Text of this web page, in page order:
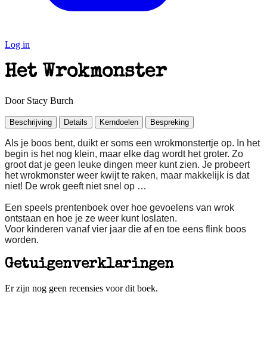
Log in
Het Wrokmonster
Door Stacy Burch
Beschrijving Details Kerndoelen Bespreking
Als je boos bent, duikt er soms een wrokmonstertje op. In het
begin is het nog klein, maar elke dag wordt het groter. Zo
groot dat je geen leuke dingen meer kunt zien. Je probeert
het wrokmonster weer kwijt te raken, maar makkelijk is dat
niet! De wrok geeft niet snel op …
Een speels prentenboek over hoe gevoelens van wrok
ontstaan en hoe je ze weer kunt loslaten.
Voor kinderen vanaf vier jaar die af en toe eens flink boos
worden.
Getuigenverklaringen
Er zijn nog geen recensies voor dit boek.